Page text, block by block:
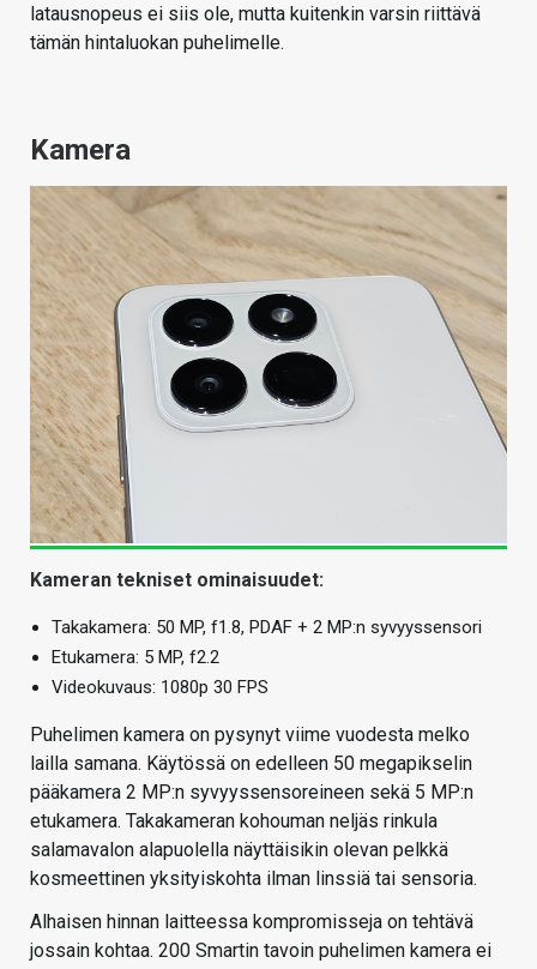
latausnopeus ei siis ole, mutta kuitenkin varsin riittävä
tämän hintaluokan puhelimelle.
Kamera
Kameran tekniset ominaisuudet:
Takakamera: 50 MP, f1.8, PDAF + 2 MP:n syvyyssensori
Etukamera: 5 MP, f2.2
Videokuvaus: 1080p 30 FPS
Puhelimen kamera on pysynyt viime vuodesta melko
lailla samana. Käytössä on edelleen 50 megapikselin
pääkamera 2 MP:n syvyyssensoreineen sekä 5 MP:n
etukamera. Takakameran kohouman neljäs rinkula
salamavalon alapuolella näyttäisikin olevan pelkkä
kosmeettinen yksityiskohta ilman linssiä tai sensoria.
Alhaisen hinnan laitteessa kompromisseja on tehtävä
jossain kohtaa. 200 Smartin tavoin puhelimen kamera ei